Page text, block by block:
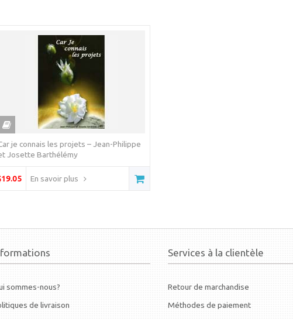
je connais les projets – Jean-Philippe
Josette Barthélémy
En savoir plus
sommes-nous?
de livraison
Services à la clientèle
Retour de marchandise
Méthodes de paiement